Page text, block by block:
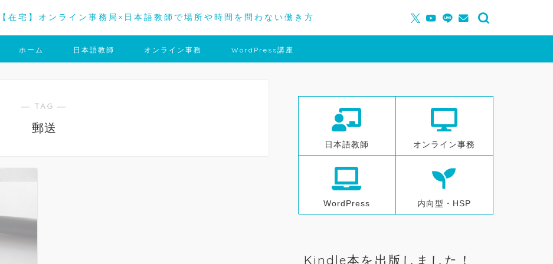
【在宅】オンライン事務局×日本語教師で場所や時間を問わない働き方
ホーム 日本語教師 オンライン事務 WordPress講座
― TAG ―
郵送
日本語教師 オンライン事務
WordPress 内向型・HSP
Kindle本を出版しました！